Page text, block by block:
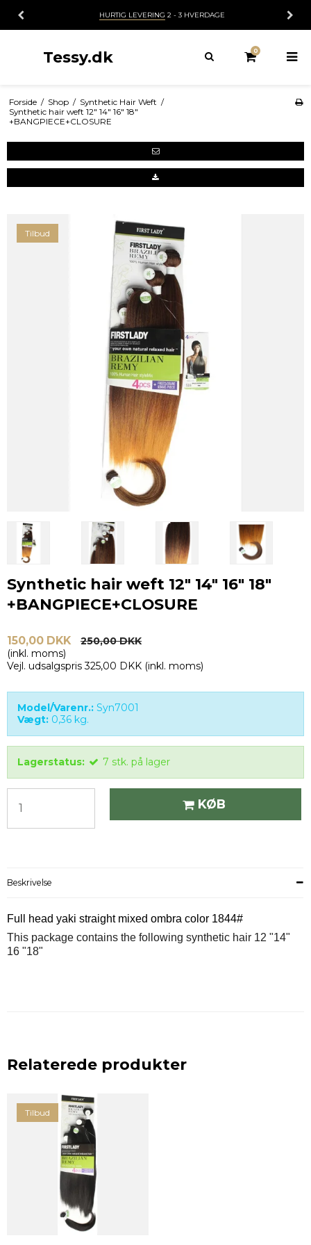
HURTIG LEVERING 2 - 3 HVERDAGE
Tessy.dk 0
Forside / Shop / Synthetic Hair Weft /
Synthetic hair weft 12" 14" 16" 18"
+BANGPIECE+CLOSURE
Tilbud
Synthetic hair weft 12" 14" 16" 18"
+BANGPIECE+CLOSURE
150,00 DKK
250,00 DKK
(inkl. moms)
Vejl. udsalgspris 325,00 DKK (inkl. moms)
Model/Varenr.: Syn7001
Vægt: 0,36 kg.
Lagerstatus: 7 stk. på lager
KØB
Beskrivelse
Full head yaki straight mixed ombra color 1844#
This package contains the following synthetic hair 12 "14"
16 "18"
Relaterede produkter
Tilbud